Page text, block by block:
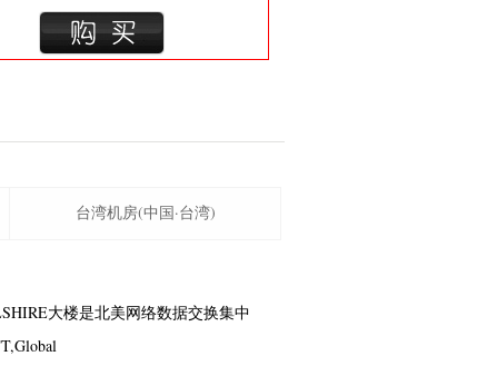
台湾机房(中国·台湾)
大楼是北美网络数据交换集中